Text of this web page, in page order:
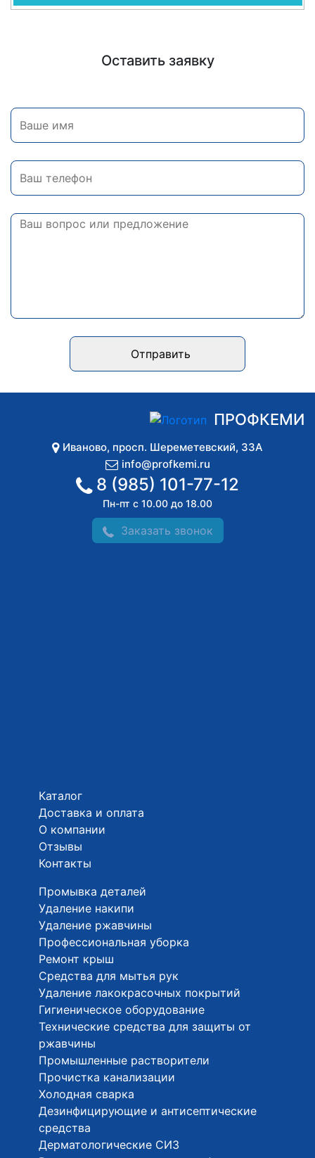
Оставить заявку
Отправить
ПРОФКЕМИ
Иваново, просп. Шереметевский, 33А
info@profkemi.ru
8 (985) 101-77-12
Пн-пт с 10.00 до 18.00
Заказать звонок
Каталог
Доставка и оплата
О компании
Отзывы
Контакты
Промывка деталей
Удаление накипи
Удаление ржавчины
Профессиональная уборка
Ремонт крыш
Средства для мытья рук
Удаление лакокрасочных покрытий
Гигиеническое оборудование
Технические средства для защиты от
ржавчины
Промышленные растворители
Прочистка канализации
Холодная сварка
Дезинфицирующие и антисептические
средства
Дерматологические СИЗ